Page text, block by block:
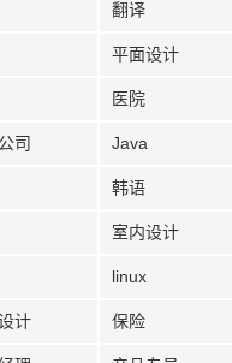
翻译
平面设计
医院
司 Java
韩语
室内设计
linux
计 保险